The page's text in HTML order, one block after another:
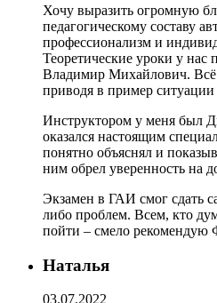
Хочу выразить огромную
педагогическому составу
профессионализм и
Теоретические уроки у нас
Владимир Михайлович. Всё
приводя в пример
Инструктором у меня был
оказался настоящим
понятно объяснял и
ним обрел уверенность на
Экзамен в ГАИ смог сдать
либо проблем. Всем, кто
пойти – смело рекомендую
Наталья
03.07.2022